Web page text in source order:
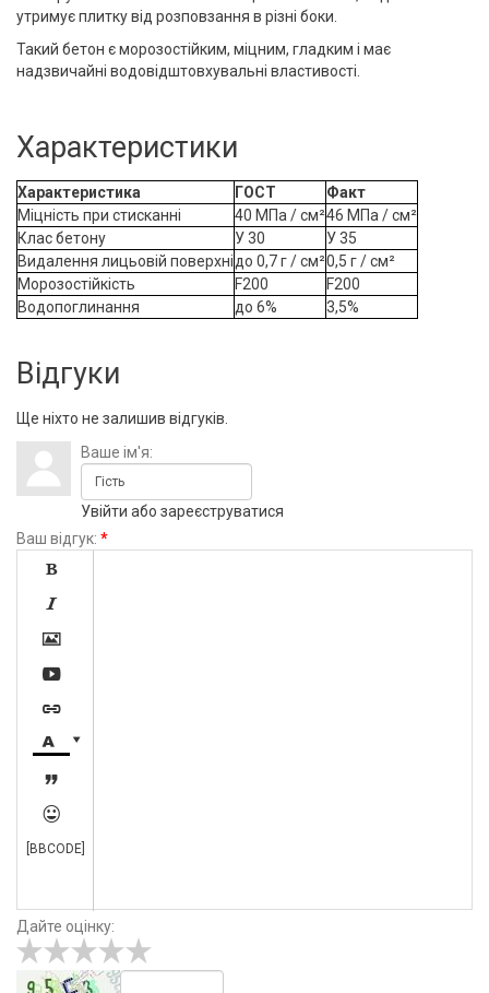
утримує плитку від розповзання в різні боки.
Такий бетон є морозостійким, міцним, гладким і має
надзвичайні водовідштовхувальні властивості.
Характеристики
Характеристика ГОСТ
Факт
Міцність при стисканні
40 МПа / см²46 МПа / см²
Клас бетону
У 30
У 35
Видалення лицьовій поверхнідо 0,7 г / см²0,5 г / см²
Морозостійкість
F200
F200
Водопоглинання
до 6% 3,5%
Відгуки
Ще ніхто не залишив відгуків.
Ваше ім'я:
Увійти або зареєструватися
Ваш відгук: *









[BBCODE]
Дайте оцінку: